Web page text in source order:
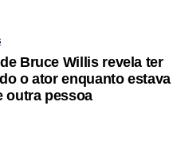
Bruce Willis revela ter
o ator enquanto estava
outra pessoa